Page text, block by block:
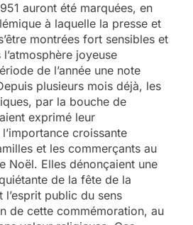
auront été marquées, en
à laquelle la presse et
montrées fort sensibles et
joyeuse
de l’année une note
plusieurs mois déjà, les
par la bouche de
exprimé leur
croissante
et les commerçants au
Noël. Elles dénonçaient une
de la fête de la
public du sens
de cette commémoration, au